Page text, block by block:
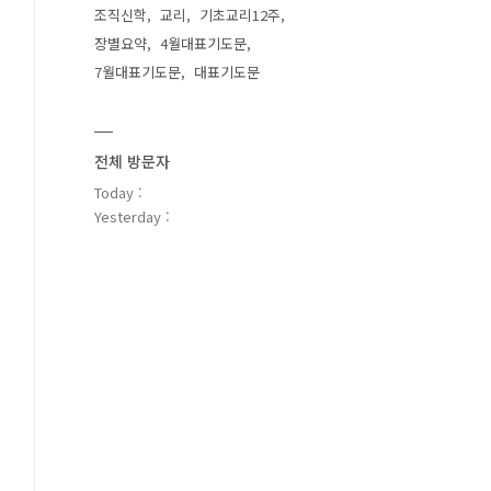
조직신학
교리
기초교리12주
장별요약
4월대표기도문
7월대표기도문
대표기도문
전체 방문자
Today :
Yesterday :